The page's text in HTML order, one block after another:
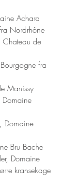
Achard
Nordrhône
Chateau de
fra
Manissy
Domaine
Domaine
Bru Bache
Domaine
kransekage